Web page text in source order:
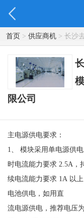
首页> 供应商机> 长沙
巨欣通讯技术有限公司
限公司
主电源供电要求：
1、 模块采用单电源供
时电流能力要求 2.5A，
续电流能力要求 1A 以
电池供电，如用直
流电源供电，推荐电压